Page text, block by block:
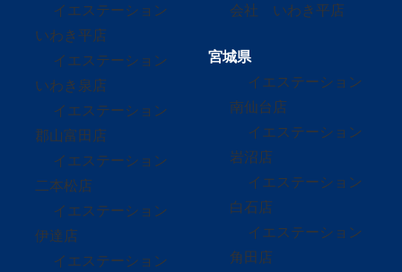
イエステーション
いわき平店
イエステーション
いわき泉店
イエステーション
郡山富田店
イエステーション
二本松店
イエステーション
伊達店
イエステーション
会社 いわき平店
宮城県
イエステーション
南仙台店
イエステーション
岩沼店
イエステーション
白石店
イエステーション
角田店